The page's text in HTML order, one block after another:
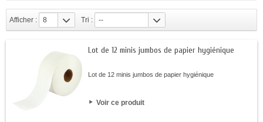
Afficher : 8 Tri : --
Lot de 12 minis jumbos de papier hygiénique
Lot de 12 minis jumbos de papier hygiénique
Voir ce produit